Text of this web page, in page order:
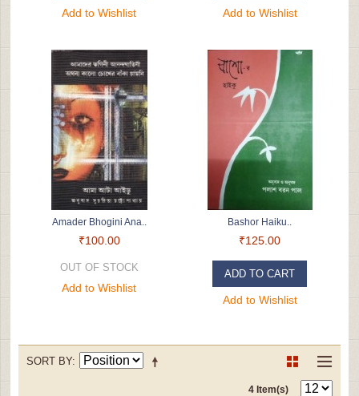
Add to Wishlist Add to Wishlist
Amader Bhogini Ana..
₹100.00
OUT OF STOCK
Add to Wishlist
Bashor Haiku..
₹125.00
ADD TO CART
Add to Wishlist
SORT BY
4 Item(s)